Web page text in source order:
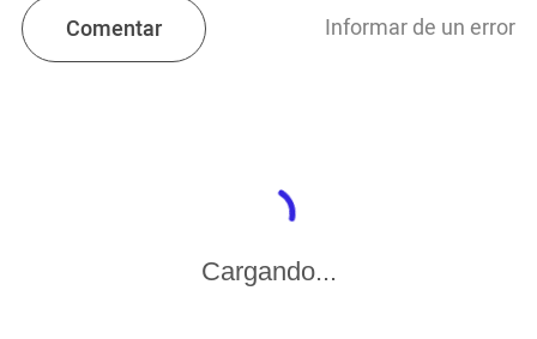
Comentar Informar de un error
Cargando...